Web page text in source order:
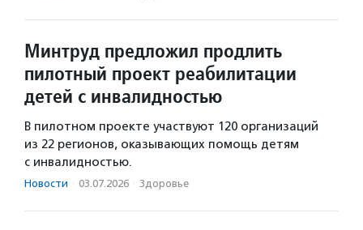
Минтруд предложил продлить
пилотный проект реабилитации
детей с инвалидностью
В пилотном проекте участвуют 120 организаций
из 22 регионов, оказывающих помощь детям
с инвалидностью.
Новости · 03.07.2026 · Здоровье